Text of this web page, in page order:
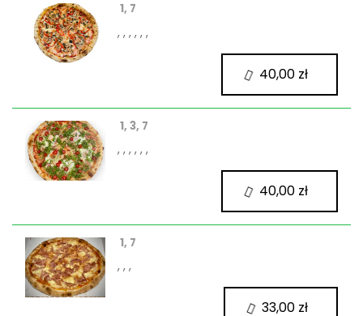
1, 7
, , , , , ,
1, 3, 7
, , , , , ,
1, 7
, , ,